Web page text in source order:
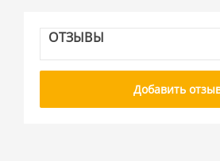
ОТЗЫВЫ
Добавить